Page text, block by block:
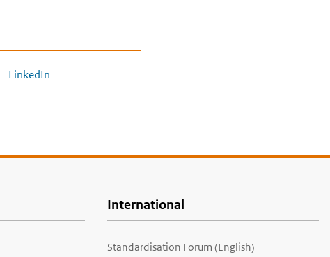
LinkedIn
International
Standardisation Forum (English)